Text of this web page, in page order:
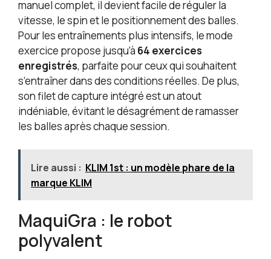
manuel complet, il devient facile de réguler la
vitesse, le spin et le positionnement des balles.
Pour les entraînements plus intensifs, le mode
exercice propose jusqu’à 64 exercices
enregistrés, parfaite pour ceux qui souhaitent
s’entraîner dans des conditions réelles. De plus,
son filet de capture intégré est un atout
indéniable, évitant le désagrément de ramasser
les balles après chaque session.
Lire aussi : KLIM 1st : un modèle phare de la
marque KLIM
MaquiGra : le robot
polyvalent